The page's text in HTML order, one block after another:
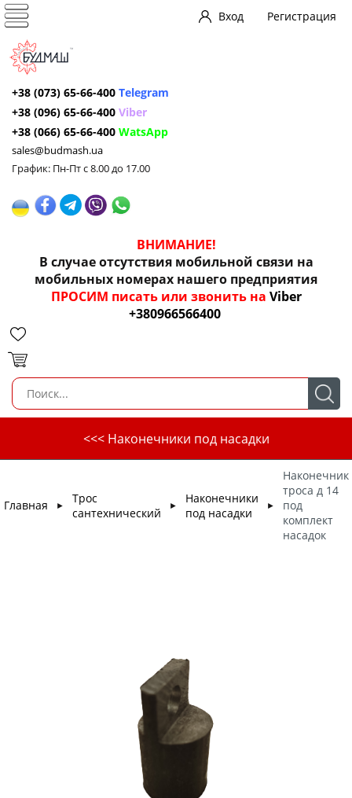
Вход Регистрация
+38 (073) 65-66-400 Telegram
+38 (096) 65-66-400 Viber
+38 (066) 65-66-400 WatsApp
sales@budmash.ua
График: Пн-Пт с 8.00 до 17.00
ВНИМАНИЕ!
В случае отсутствия мобильной связи на
мобильных номерах нашего предприятия
ПРОСИМ писать или звонить на Viber
+380966566400
<<< Наконечники под насадки
Главная ►
Трос
сантехнический
►
Наконечники
под насадки
►
Наконечник
троса д 14
под
комплект
насадок